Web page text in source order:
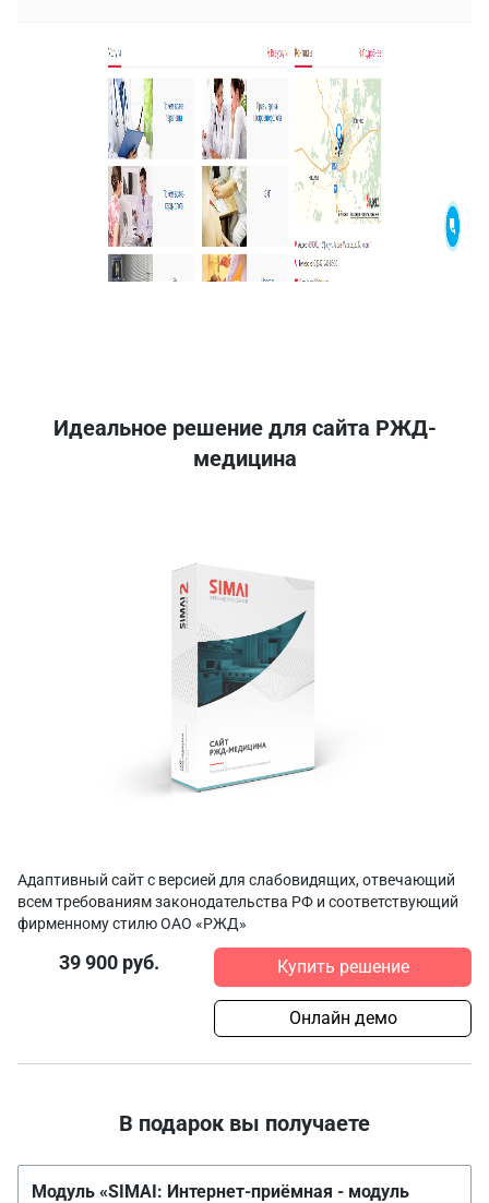
Идеальное решение для сайта РЖД-
медицина
Адаптивный сайт с версией для слабовидящих, отвечающий
всем требованиям законодательства РФ и соответствующий
фирменному стилю ОАО «РЖД»
39 900 руб. Купить решение
Онлайн демо
В подарок вы получаете
Модуль «SIMAI: Интернет-приёмная - модуль